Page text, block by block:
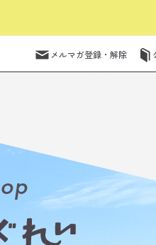
メルマガ登録・解除